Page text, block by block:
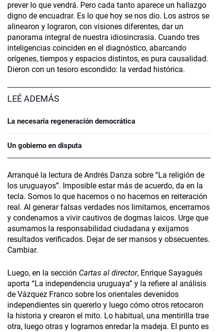
prever lo que vendrá. Pero cada tanto aparece un hallazgo
digno de encuadrar. Es lo que hoy se nos dio. Los astros se
alinearon y lograron, con visiones diferentes, dar un
panorama integral de nuestra idiosincrasia. Cuando tres
inteligencias coinciden en el diagnóstico, abarcando
orígenes, tiempos y espacios distintos, es pura causalidad.
Dieron con un tesoro escondido: la verdad histórica.
LEÉ ADEMÁS
La necesaria regeneración democrática
Un gobierno en disputa
Arranqué la lectura de Andrés Danza sobre “La religión de
los uruguayos”. Imposible estar más de acuerdo, da en la
tecla. Somos lo que hacemos o no hacemos en reiteración
real. Al generar falsas verdades nos limitamos, encerramos
y condenamos a vivir cautivos de dogmas laicos. Urge que
asumamos la responsabilidad ciudadana y exijamos
resultados verificados. Dejar de ser mansos y obsecuentes.
Cambiar.
Luego, en la sección Cartas al director, Enrique Sayagués
aporta “La independencia uruguaya” y la refiere al análisis
de Vázquez Franco sobre los orientales devenidos
independientes sin quererlo y luego cómo otros retocaron
la historia y crearon el mito. Lo habitual, una mentirilla trae
otra, luego otras y logramos enredar la madeja. El punto es